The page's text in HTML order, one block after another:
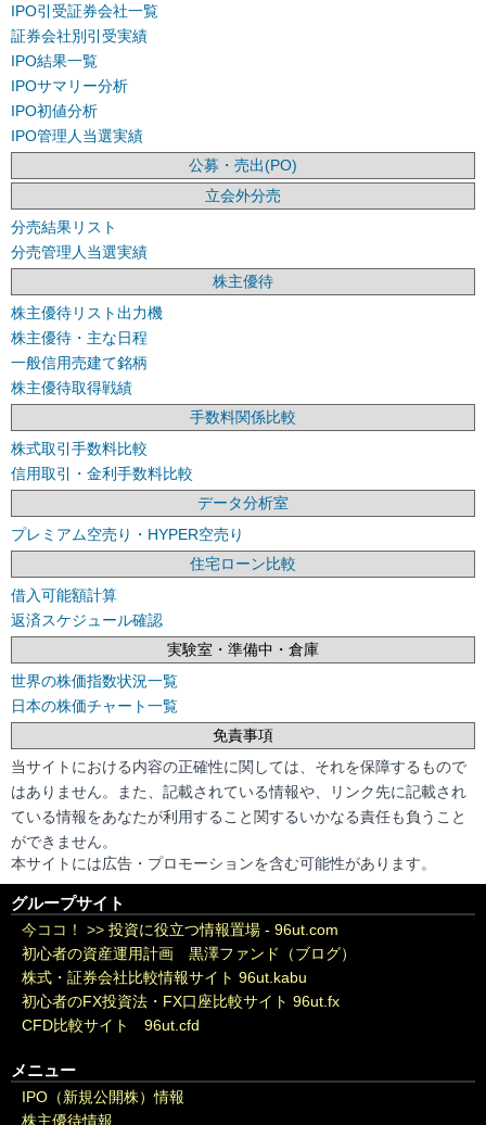
IPO引受証券会社一覧
証券会社別引受実績
IPO結果一覧
IPOサマリー分析
IPO初値分析
IPO管理人当選実績
公募・売出(PO)
立会外分売
分売結果リスト
分売管理人当選実績
株主優待
株主優待リスト出力機
株主優待・主な日程
一般信用売建て銘柄
株主優待取得戦績
手数料関係比較
株式取引手数料比較
信用取引・金利手数料比較
データ分析室
プレミアム空売り・HYPER空売り
住宅ローン比較
借入可能額計算
返済スケジュール確認
実験室・準備中・倉庫
世界の株価指数状況一覧
日本の株価チャート一覧
免責事項
当サイトにおける内容の正確性に関しては、それを保障するもので
はありません。また、記載されている情報や、リンク先に記載され
ている情報をあなたが利用すること関するいかなる責任も負うこと
ができません。
本サイトには広告・プロモーションを含む可能性があります。
グループサイト
今ココ！ >> 投資に役立つ情報置場 - 96ut.com
初心者の資産運用計画 黒澤ファンド（ブログ）
株式・証券会社比較情報サイト 96ut.kabu
初心者のFX投資法・FX口座比較サイト 96ut.fx
CFD比較サイト 96ut.cfd
メニュー
IPO（新規公開株）情報
株主優待情報